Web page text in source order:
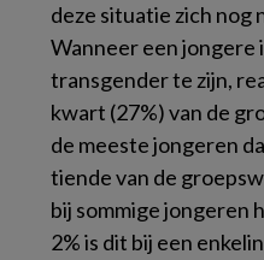
deze situatie zich nog
Wanneer een jongere
transgender te zijn,
kwart (27%) van de
de meeste jongeren
tiende van de
bij sommige jongeren
2% is dit bij een